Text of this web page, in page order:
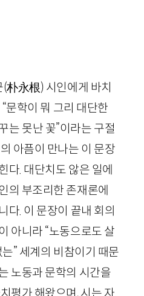
(朴永根) 시인에게 바치
“문학이 뭐 그리 대단한
는 못난 꽃”이라는 구절
아픔이 만나는 이 문장
다. 대단치도 않은 일에
의 부조리한 존재론에
다. 이 문장이 끝내 회의
아니라 “노동으로도 살
” 세계의 비참이기 때문
노동과 문학의 시간을